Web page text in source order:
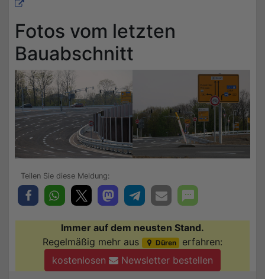
Fotos vom letzten
Bauabschnitt
Immer auf dem neusten Stand.
Regelmäßig mehr aus
Düren
erfahren:
kostenlosen
Newsletter bestellen